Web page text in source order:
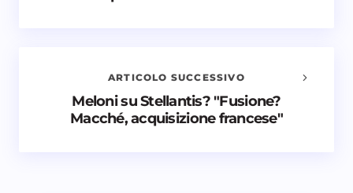
ARTICOLO SUCCESSIVO
Meloni su Stellantis? "Fusione?
Macché, acquisizione francese"